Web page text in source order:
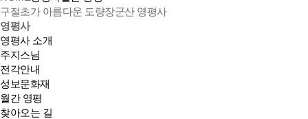
구절초가 아름다운 도량장군산 영평사
영평사
영평사 소개
주지스님
전각안내
성보문화재
월간 영평
찾아오는 길